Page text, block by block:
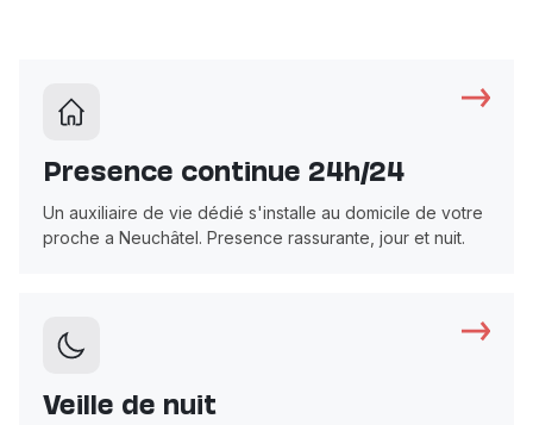
Presence continue 24h/24
Un auxiliaire de vie dédié s'installe au domicile de votre
proche a Neuchâtel. Presence rassurante, jour et nuit.
Veille de nuit